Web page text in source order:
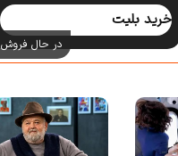
خرید بلیت
در حال فروش